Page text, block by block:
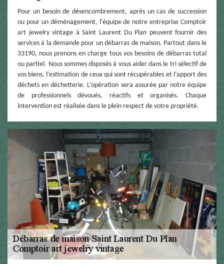
Pour un besoin de désencombrement, après un cas de succession
ou pour un déménagement, l'équipe de notre entreprise Comptoir
art jewelry vintage à Saint Laurent Du Plan peuvent fournir des
services à la demande pour un débarras de maison. Partout dans le
33190, nous prenons en charge tous vos besoins de débarras total
ou partiel. Nous sommes disposés à vous aider dans le tri sélectif de
vos biens, l’estimation de ceux qui sont récupérables et l’apport des
déchets en déchetterie. L’opération sera assurée par notre équipe
de professionnels dévoués, réactifs et organisés. Chaque
intervention est réalisée dans le plein respect de votre propriété.